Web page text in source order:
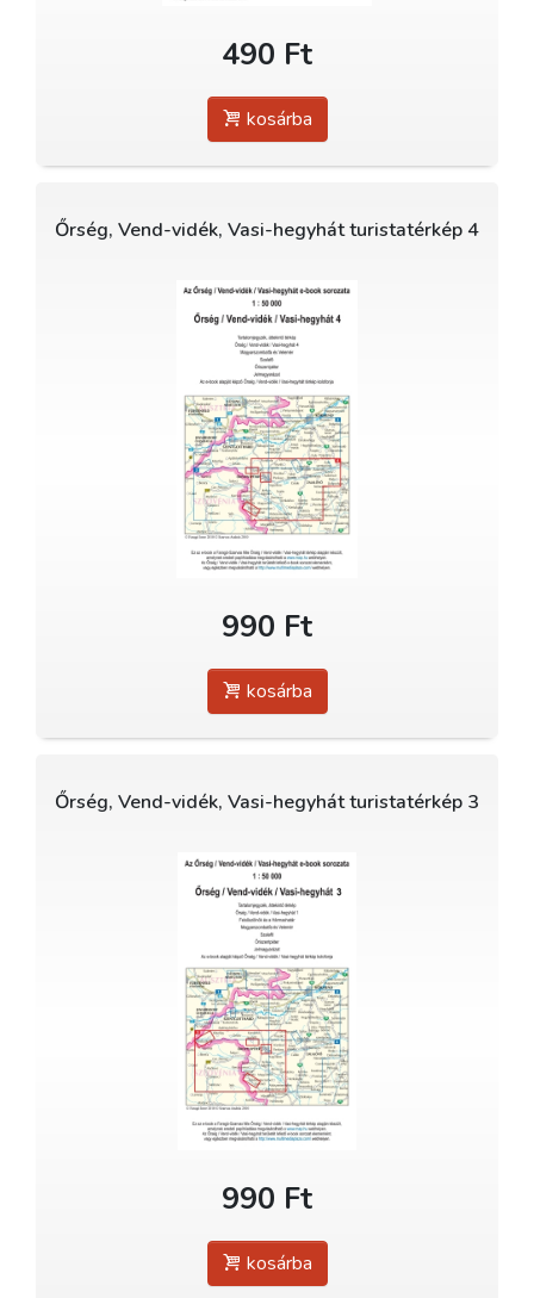
490 Ft
kosárba
Őrség, Vend-vidék, Vasi-hegyhát turistatérkép 4
990 Ft
kosárba
Őrség, Vend-vidék, Vasi-hegyhát turistatérkép 3
990 Ft
kosárba